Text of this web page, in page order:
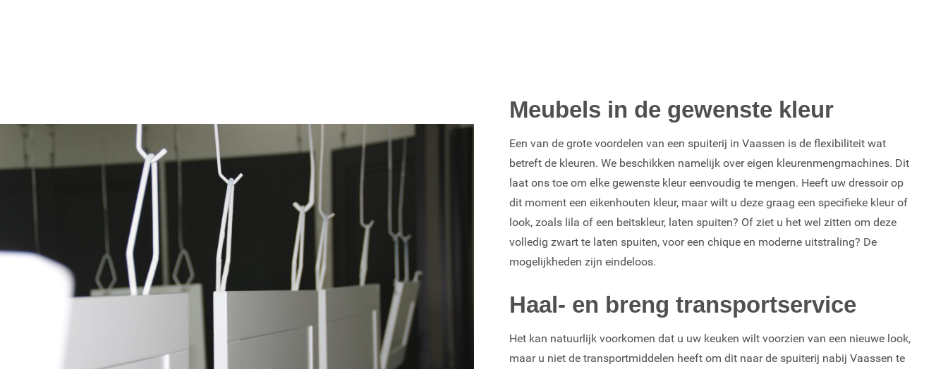
Meubels in de gewenste kleur
Een van de grote voordelen van een spuiterij in Vaassen is de flexibiliteit wat
betreft de kleuren. We beschikken namelijk over eigen kleurenmengmachines. Dit
laat ons toe om elke gewenste kleur eenvoudig te mengen. Heeft uw dressoir op
dit moment een eikenhouten kleur, maar wilt u deze graag een specifieke kleur of
look, zoals lila of een beitskleur, laten spuiten? Of ziet u het wel zitten om deze
volledig zwart te laten spuiten, voor een chique en moderne uitstraling? De
mogelijkheden zijn eindeloos.
Haal- en breng transportservice
Het kan natuurlijk voorkomen dat u uw keuken wilt voorzien van een nieuwe look,
maar u niet de transportmiddelen heeft om dit naar de spuiterij nabij Vaassen te